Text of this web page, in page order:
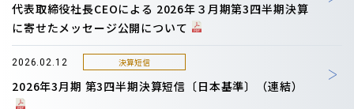
代表取締役社長CEOによる 2026年３月期第3四半期決算
に寄せたメッセージ公開について
2026.02.12 決算短信
2026年3月期 第3四半期決算短信〔日本基準〕（連結）